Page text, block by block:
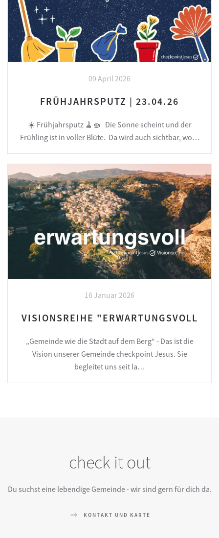
09 April 2026
FRÜHJAHRSPUTZ | 23.04.26
☀️ Frühjahrsputz 🧹🧽 Die Sonne scheint und der
Frühling ist in voller Blüte. Da wird auch sichtbar, wo…
16 Januar 2026
VISIONSREIHE "ERWARTUNGSVOLL
„Gemeinde wie die Stadt auf dem Berg“ - Das ist die
Vision unserer Gemeinde checkpoint Jesus. Sie
begleitet uns seit la…
check it out
Du suchst eine lebendige Gemeinde - wir sind gern für dich da.
KONTAKT UND KARTE